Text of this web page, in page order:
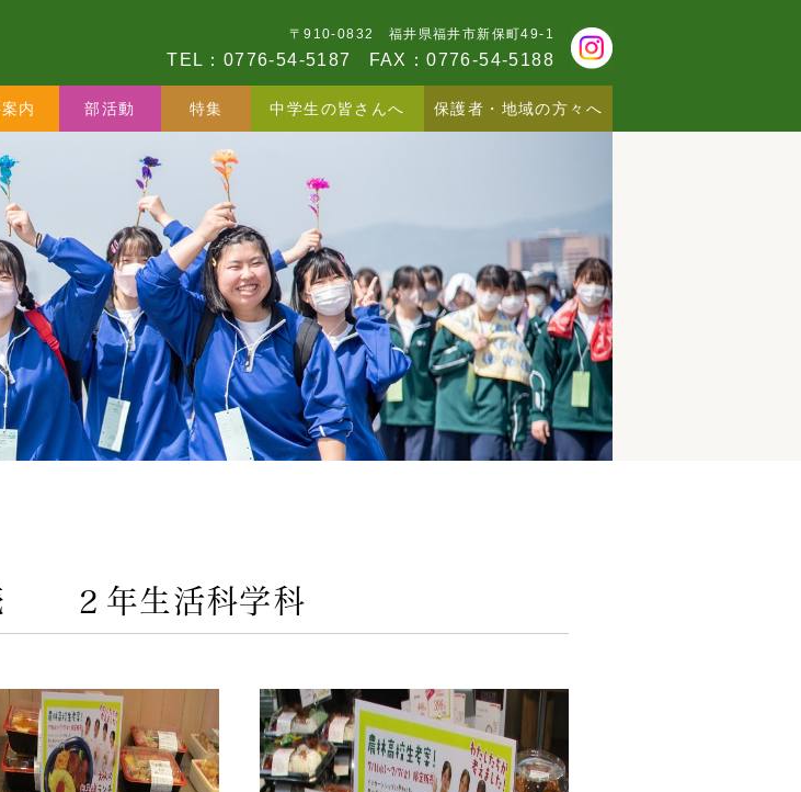
〒910-0832 福井県福井市新保町49-1
TEL：0776-54-5187 FAX：0776-54-5188
内 部活動 特集 中学生の皆さんへ 保護者・地域の方々へ
２年生活科学科